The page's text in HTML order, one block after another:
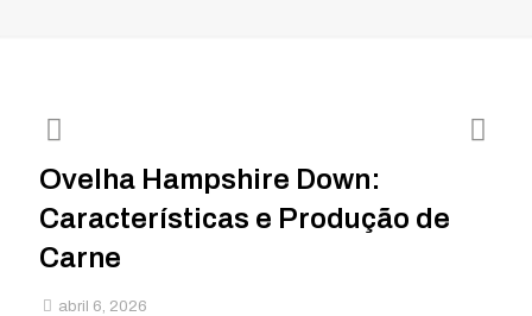
Ovelha Hampshire Down:
Características e Produção de
Carne
abril 6, 2026